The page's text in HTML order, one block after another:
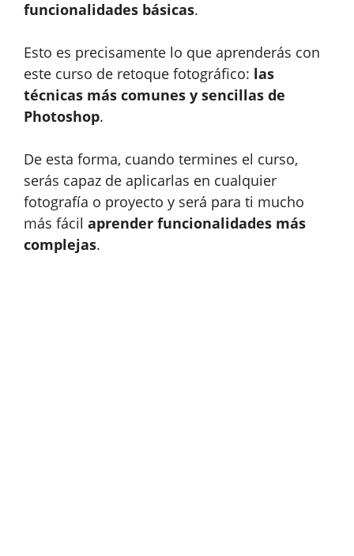
funcionalidades básicas.
Esto es precisamente lo que aprenderás con
este curso de retoque fotográfico: las
técnicas más comunes y sencillas de
Photoshop.
De esta forma, cuando termines el curso,
serás capaz de aplicarlas en cualquier
fotografía o proyecto y será para ti mucho
más fácil aprender funcionalidades más
complejas.